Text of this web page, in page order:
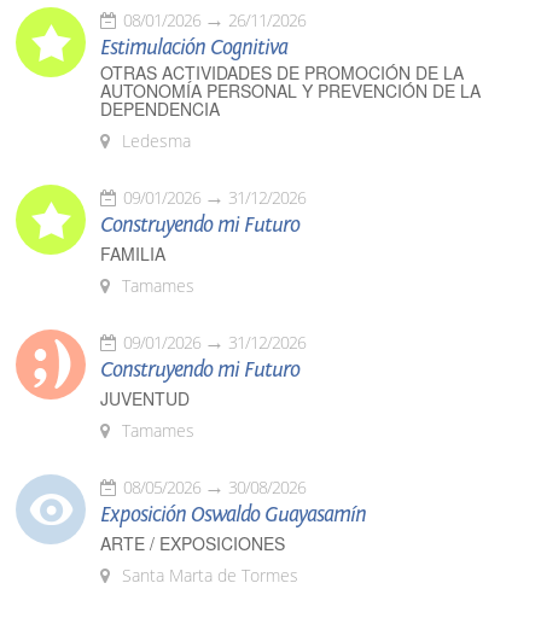
08/01/2026 26/11/2026
Estimulación Cognitiva
OTRAS ACTIVIDADES DE PROMOCIÓN DE LA
AUTONOMÍA PERSONAL Y PREVENCIÓN DE LA
DEPENDENCIA
Ledesma
09/01/2026 31/12/2026
Construyendo mi Futuro
FAMILIA
Tamames
09/01/2026 31/12/2026
Construyendo mi Futuro
JUVENTUD
Tamames
08/05/2026 30/08/2026
Exposición Oswaldo Guayasamín
ARTE / EXPOSICIONES
Santa Marta de Tormes